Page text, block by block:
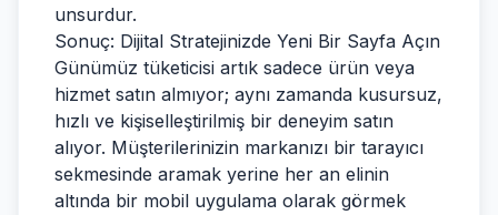
unsurdur.
Sonuç: Dijital Stratejinizde Yeni Bir Sayfa Açın
Günümüz tüketicisi artık sadece ürün veya
hizmet satın almıyor; aynı zamanda kusursuz,
hızlı ve kişiselleştirilmiş bir deneyim satın
alıyor. Müşterilerinizin markanızı bir tarayıcı
sekmesinde aramak yerine her an elinin
altında bir mobil uygulama olarak görmek